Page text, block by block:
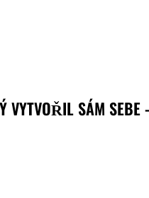
VYTVOŘIL SÁM SEBE